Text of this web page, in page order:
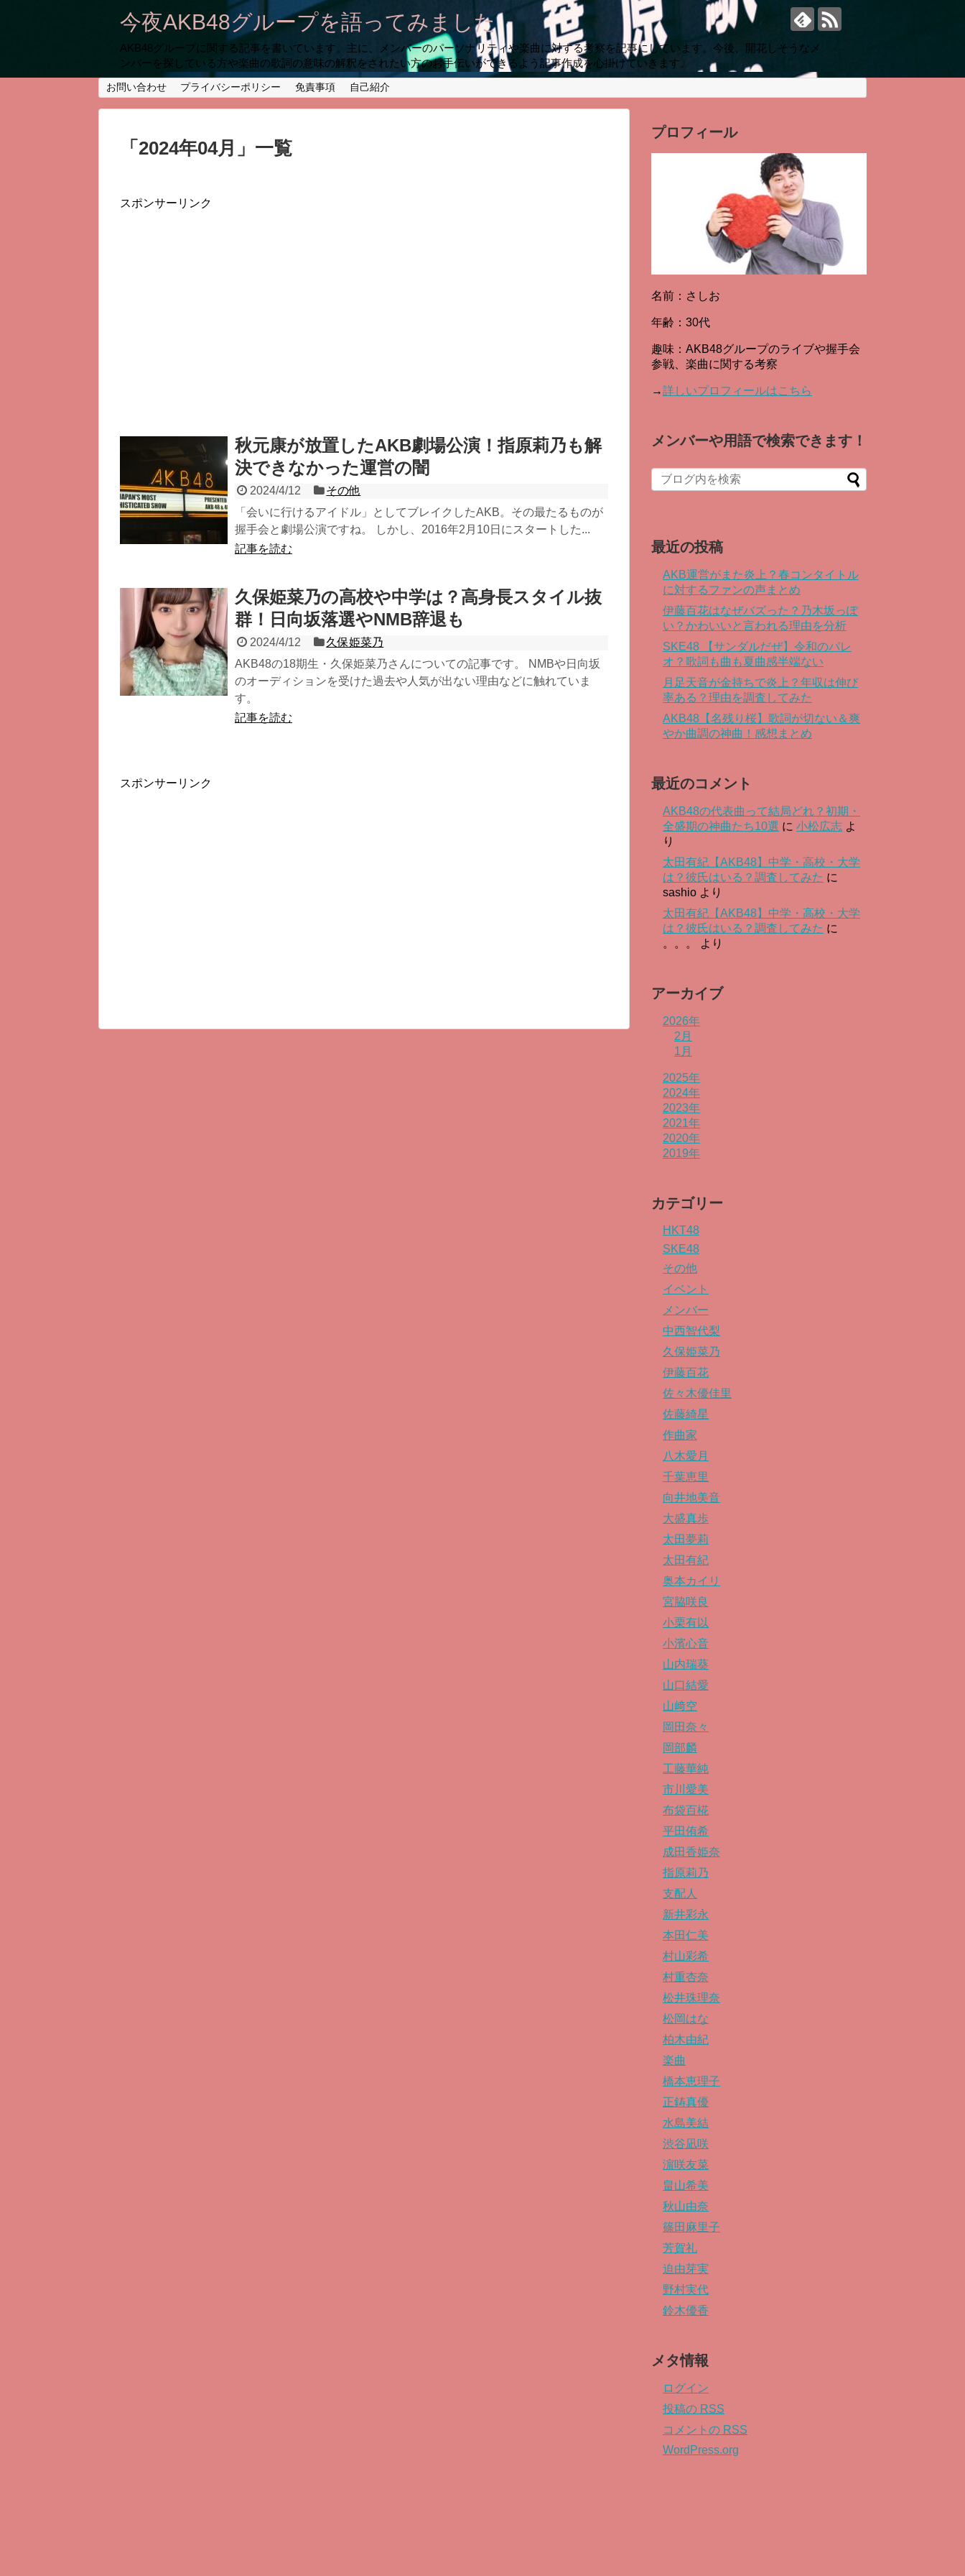
今夜AKB48グループを語ってみました
AKB48グループに関する記事を書いています。主に、メンバーのパーソナリティや楽曲に対する考察を記事にしています。今後、開花しそうなメ
ンバーを探している方や楽曲の歌詞の意味の解釈をされたい方のお手伝いができるよう記事作成を心掛けていきます。
お問い合わせ プライバシーポリシー 免責事項 自己紹介
「 2024年04月 」 一覧
スポンサーリンク
秋元康が放置したAKB劇場公演！指原莉乃も解
決できなかった運営の闇
2024/4/12
その他
「会いに行けるアイドル」としてブレイクしたAKB。その最たるものが
握手会と劇場公演ですね。 しかし、2016年2月10日にスタートした...
記事を読む
久保姫菜乃の高校や中学は？高身長スタイル抜
群！日向坂落選やNMB辞退も
2024/4/12
久保姫菜乃
AKB48の18期生・久保姫菜乃さんについての記事です。 NMBや日向坂
のオーディションを受けた過去や人気が出ない理由などに触れていま
す。
記事を読む
スポンサーリンク
プロフィール
名前：さしお
年齢：30代
趣味：AKB48グループのライブや握手会
参戦、楽曲に関する考察
→詳しいプロフィールはこちら
メンバーや用語で検索できます！
最近の投稿
AKB運営がまた炎上？春コンタイトル
に対するファンの声まとめ
伊藤百花はなぜバズった？乃木坂っぽ
い？かわいいと言われる理由を分析
SKE48 【サンダルだぜ】令和のパレ
オ？歌詞も曲も夏曲感半端ない
月足天音が金持ちで炎上？年収は伸び
率ある？理由を調査してみた
AKB48【名残り桜】歌詞が切ない＆爽
やか曲調の神曲！感想まとめ
最近のコメント
AKB48の代表曲って結局どれ？初期・
全盛期の神曲たち10選 に 小松広志 よ
り
太田有紀【AKB48】中学・高校・大学
は？彼氏はいる？調査してみた に
sashio より
太田有紀【AKB48】中学・高校・大学
は？彼氏はいる？調査してみた に
。。。
より
アーカイブ
2026年
2月
1月
2025年
2024年
2023年
2021年
2020年
2019年
カテゴリー
HKT48
SKE48
その他
イベント
メンバー
中西智代梨
久保姫菜乃
伊藤百花
佐々木優佳里
佐藤綺星
作曲家
八木愛月
千葉恵里
向井地美音
大盛真歩
太田夢莉
太田有紀
奥本カイリ
宮脇咲良
小栗有以
小濱心音
山内瑞葵
山口結愛
山﨑空
岡田奈々
岡部麟
工藤華純
市川愛美
布袋百椛
平田侑希
成田香姫奈
指原莉乃
支配人
新井彩永
本田仁美
村山彩希
村重杏奈
松井珠理奈
松岡はな
柏木由紀
楽曲
橋本恵理子
正鋳真優
水島美結
渋谷凪咲
濵咲友菜
畠山希美
秋山由奈
篠田麻里子
芳賀礼
迫由芽実
野村実代
鈴木優香
メタ情報
ログイン
投稿の RSS
コメントの RSS
WordPress.org